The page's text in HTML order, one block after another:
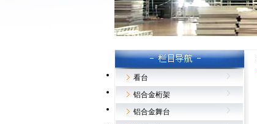
看台
铝合金桁架
铝合金舞台